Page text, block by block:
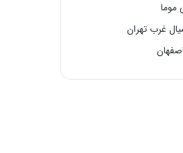
موما
غرب تهران